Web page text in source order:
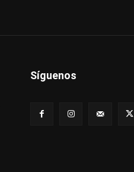
Síguenos